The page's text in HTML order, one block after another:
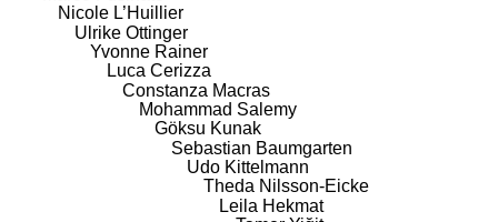
Nicole L’Huillier
Ulrike Ottinger
Yvonne Rainer
Luca Cerizza
Constanza Macras
Mohammad Salemy
Göksu Kunak
Sebastian Baumgarten
Udo Kittelmann
Theda Nilsson-Eicke
Leila Hekmat